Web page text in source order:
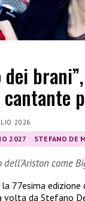
2026
2027 STEFANO DE
come
la 77esima edizione
volta da Stefano